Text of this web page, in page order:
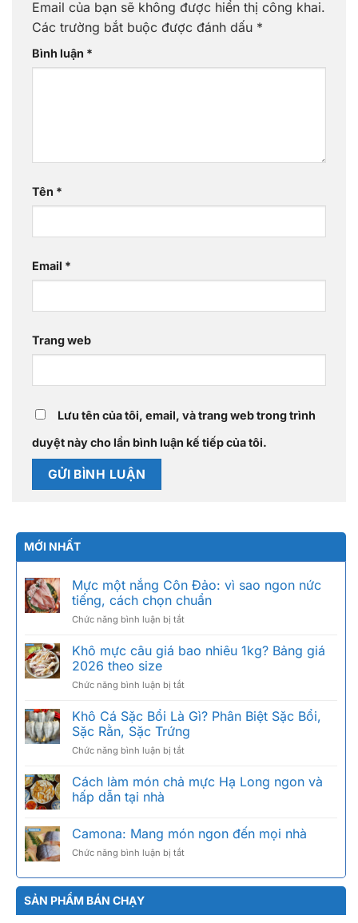
Email của bạn sẽ không được hiển thị công khai.
Các trường bắt buộc được đánh dấu *
Bình luận *
Tên *
Email *
Trang web
Lưu tên của tôi, email, và trang web trong trình
duyệt này cho lần bình luận kế tiếp của tôi.
MỚI NHẤT
Mực một nắng Côn Đảo: vì sao ngon nức
tiếng, cách chọn chuẩn
Chức năng bình luận bị tắtở
một
nắng
Đảo:
sao
ngon
nức
tiếng,
chọn
Khô mực câu giá bao nhiêu 1kg? Bảng giá
2026 theo size
Chức năng bình luận bị tắtở
mực
câu
giá
bao
1kg?
theo
Khô Cá Sặc Bổi Là Gì? Phân Biệt Sặc Bổi,
Sặc Rằn, Sặc Trứng
Chức năng bình luận bị tắtở
Cá
Gì?
Biệt
Bổi,
Rằn,
Cách làm món chả mực Hạ Long ngon và
hấp dẫn tại nhà
Camona: Mang món ngon đến mọi nhà
Chức năng bình luận bị tắtở
Mang
SẢN PHẨM BÁN CHẠY